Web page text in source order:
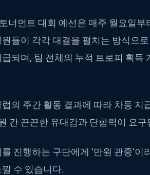
너먼트 대회 예선은 매주 월요일
들이 각각 대결을 펼치는 방식으
되며, 팀 전체의 누적 트로피 획득
의 주간 활동 결과에 따라 차등 지
간 끈끈한 유대감과 단합력이 요구
진행하는 구단에게 ‘만원 관중’이
수 있습니다.